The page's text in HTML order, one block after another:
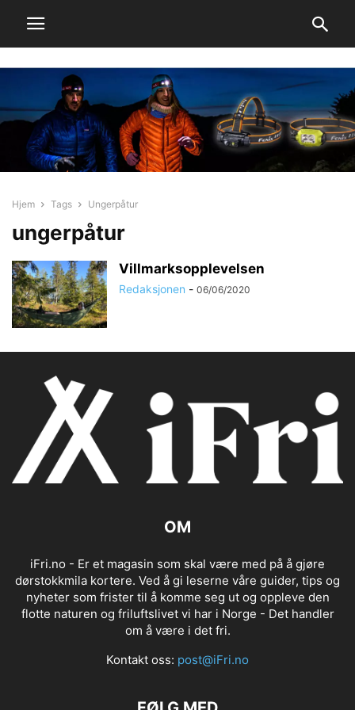
Hjem Tags Ungerpåtur
ungerpåtur
Villmarksopplevelsen
Redaksjonen - 06/06/2020
OM
iFri.no - Er et magasin som skal være med på å gjøre
dørstokkmila kortere. Ved å gi leserne våre guider, tips og
nyheter som frister til å komme seg ut og oppleve den
flotte naturen og friluftslivet vi har i Norge - Det handler
om å være i det fri.
Kontakt oss: post@iFri.no